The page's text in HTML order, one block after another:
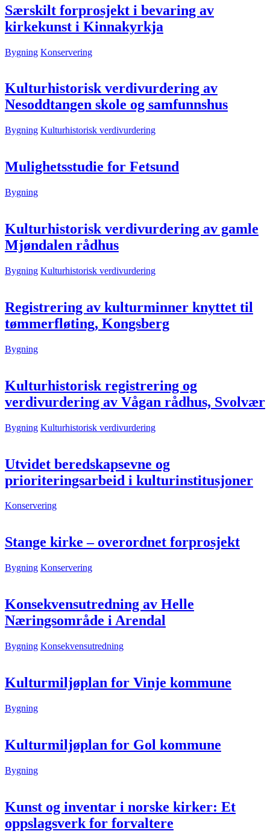
Særskilt forprosjekt i bevaring av
kirkekunst i Kinnakyrkja
Bygning Konservering
Kulturhistorisk verdivurdering av
Nesoddtangen skole og samfunnshus
Bygning Kulturhistorisk verdivurdering
Mulighetsstudie for Fetsund
Bygning
Kulturhistorisk verdivurdering av gamle
Mjøndalen rådhus
Bygning Kulturhistorisk verdivurdering
Registrering av kulturminner knyttet til
tømmerfløting, Kongsberg
Bygning
Kulturhistorisk registrering og
verdivurdering av Vågan rådhus, Svolvær
Bygning Kulturhistorisk verdivurdering
Utvidet beredskapsevne og
prioriteringsarbeid i kulturinstitusjoner
Konservering
Stange kirke – overordnet forprosjekt
Bygning Konservering
Konsekvensutredning av Helle
Næringsområde i Arendal
Bygning Konsekvensutredning
Kulturmiljøplan for Vinje kommune
Bygning
Kulturmiljøplan for Gol kommune
Bygning
Kunst og inventar i norske kirker: Et
oppslagsverk for forvaltere